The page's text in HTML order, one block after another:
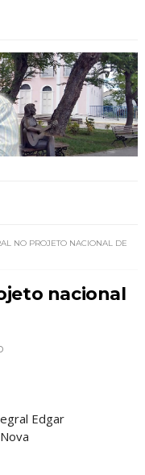
NO PROJETO NACIONAL DE
nacional
Edgar